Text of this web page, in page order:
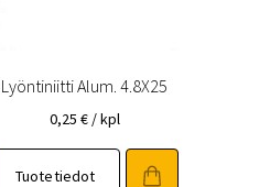
Lyöntiniitti Alum. 4.8X25
0,25 € / kpl
Tuotetiedot